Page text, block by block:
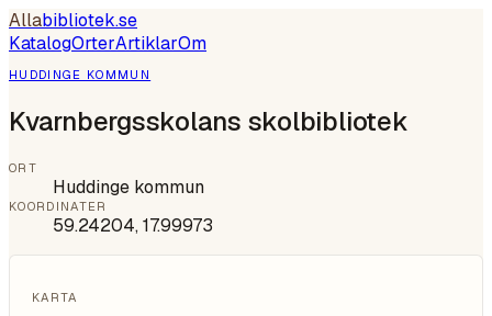
Allabibliotek.se
KatalogOrterArtiklarOm
HUDDINGE KOMMUN
Kvarnbergsskolans skolbibliotek
ORT
Huddinge kommun
KOORDINATER
59.24204,17.99973
KARTA